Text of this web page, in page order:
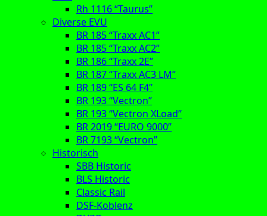
Rh 1116 “Taurus”
Diverse EVU
BR 185 “Traxx AC1”
BR 185 “Traxx AC2”
BR 186 “Traxx 2E”
BR 187 “Traxx AC3 LM”
BR 189 “ES 64 F4”
BR 193 “Vectron”
BR 193 “Vectron XLoad”
BR 2019 “EURO 9000”
BR 7193 “Vectron”
Historisch
SBB Historic
BLS Historic
Classic Rail
DSF-Koblenz